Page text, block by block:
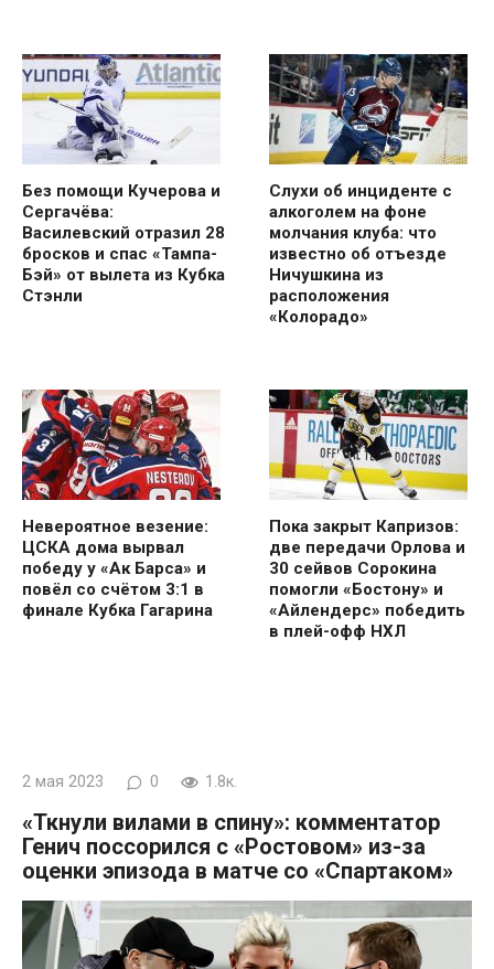
Без помощи Кучерова и
Сергачёва:
Василевский отразил 28
бросков и спас «Тампа-
Бэй» от вылета из Кубка
Стэнли
Слухи об инциденте с
алкоголем на фоне
молчания клуба: что
известно об отъезде
Ничушкина из
расположения
«Колорадо»
Невероятное везение:
ЦСКА дома вырвал
победу у «Ак Барса» и
повёл со счётом 3:1 в
финале Кубка Гагарина
Пока закрыт Капризов:
две передачи Орлова и
30 сейвов Сорокина
помогли «Бостону» и
«Айлендерс» победить
в плей-офф НХЛ
2 мая 2023 0 1.8к.
«Ткнули вилами в спину»: комментатор
Генич поссорился с «Ростовом» из-за
оценки эпизода в матче со «Спартаком»